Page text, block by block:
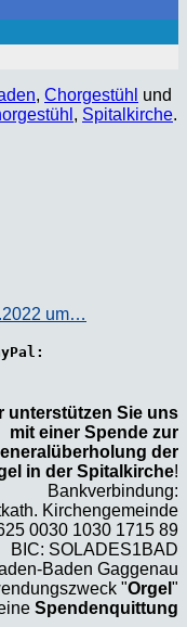
, Chorgestühl und
, Spitalkirche.
um…
unterstützen Sie uns
mit einer Spende zur
der
in der Spitalkirche!
Bankverbindung:
Kirchengemeinde
0030 1030 1715 89
BIC: SOLADES1BAD
Baden Gaggenau
"Orgel "
Spendenquittung